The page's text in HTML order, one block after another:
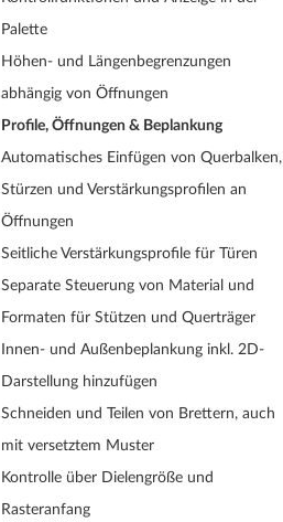
Palette
Höhen- und Längenbegrenzungen
abhängig von Öffnungen
Profile, Öffnungen & Beplankung
Automatisches Einfügen von Querbalken,
Stürzen und Verstärkungsprofilen an
Öffnungen
Seitliche Verstärkungsprofile für Türen
Separate Steuerung von Material und
Formaten für Stützen und Querträger
Innen- und Außenbeplankung inkl. 2D-
Darstellung hinzufügen
Schneiden und Teilen von Brettern, auch
mit versetztem Muster
Kontrolle über Dielengröße und
Rasteranfang